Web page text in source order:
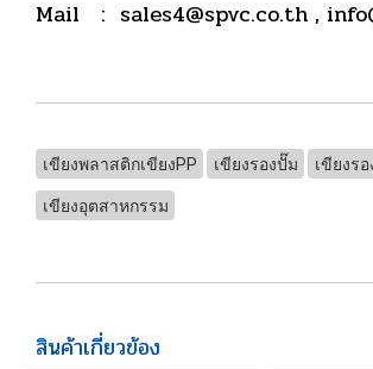
Mail : sales4@spvc.co.th ,
เขียงพลาสติกเขียงPP เขียงรองปั๊ม เขียงร
เขียงอุตสาหกรรม
สินค้าเกี่ยวข้อง